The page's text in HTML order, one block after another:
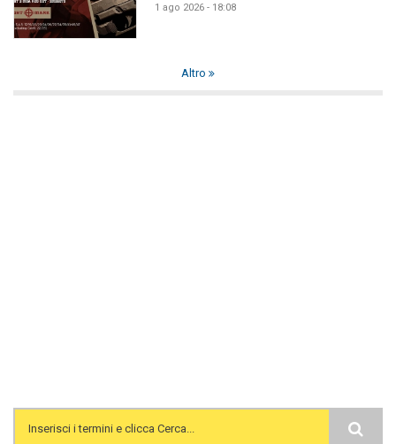
1 ago 2026 - 18:08
Altro